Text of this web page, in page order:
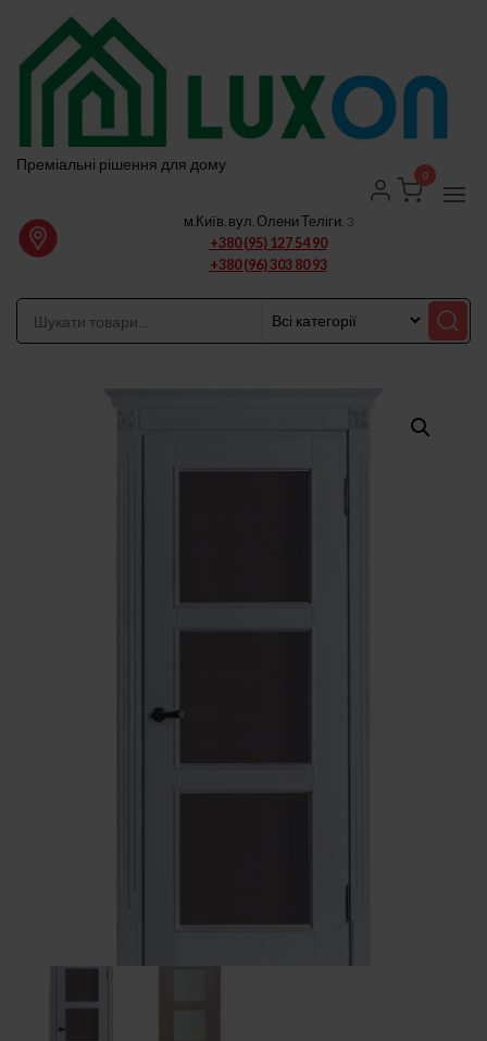
Перейти
вмісту
Преміальні рішення для дому
м.Київ, вул. Олени Теліги, 3
+380 (95) 127 54 90
+380 (96) 303 80 93
0